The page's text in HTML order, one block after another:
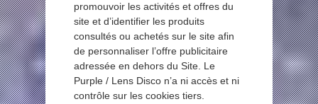
promouvoir les activités et offres du
site et d’identifier les produits
consultés ou achetés sur le site afin
de personnaliser l’offre publicitaire
adressée en dehors du Site. Le
Purple / Lens Disco n’a ni accès et ni
contrôle sur les cookies tiers.